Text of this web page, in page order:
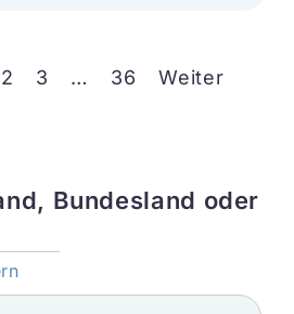
2 3 … 36 Weiter
Bundesland oder